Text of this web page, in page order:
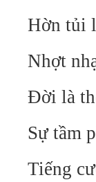
Hờn tủi
Nhợt
Đời là
Sự tầm
Tiếng